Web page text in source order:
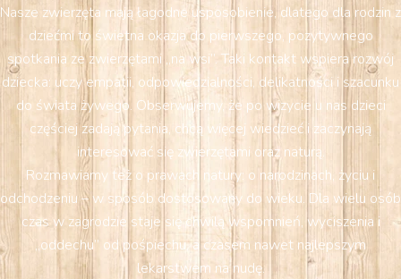
Nasze zwierzęta mają łagodne usposobienie, dlatego dla rodzin z
dziećmi to świetna okazja do pierwszego, pozytywnego
spotkania ze zwierzętami „na wsi”. Taki kontakt wspiera rozwój
dziecka: uczy empatii, odpowiedzialności, delikatności i szacunku
do świata żywego. Obserwujemy, że po wizycie u nas dzieci
częściej zadają pytania, chcą więcej wiedzieć i zaczynają
interesować się zwierzętami oraz naturą.
Rozmawiamy też o prawach natury: o narodzinach, życiu i
odchodzeniu – w sposób dostosowany do wieku. Dla wielu osób
czas w zagrodzie staje się chwilą wspomnień, wyciszenia i
„oddechu” od pośpiechu, a czasem nawet najlepszym
lekarstwem na nudę.